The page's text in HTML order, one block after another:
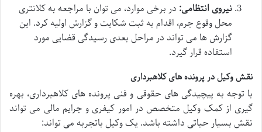
نیروی انتظامی: در برخی موارد، می توان با مراجعه به کلانتری
محل وقوع جرم، اقدام به ثبت شکایت و گزارش اولیه کرد. این
گزارش ها می تواند در مراحل بعدی رسیدگی قضایی مورد
استفاده قرار گیرد.
نقش وکیل در پرونده های کلاهبرداری
با توجه به پیچیدگی های حقوقی و فنی پرونده های کلاهبرداری، بهره
گیری از کمک وکیل متخصص در امور کیفری و جرایم مالی می تواند
نقش بسیار حیاتی داشته باشد. یک وکیل باتجربه می تواند: